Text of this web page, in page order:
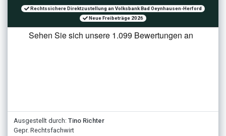
Rechtssichere Direktzustellung an Volksbank Bad Oeynhausen-Herford
Neue Freibeträge 2026
Ausgestellt durch: Tino Richter
Gepr. Rechtsfachwirt